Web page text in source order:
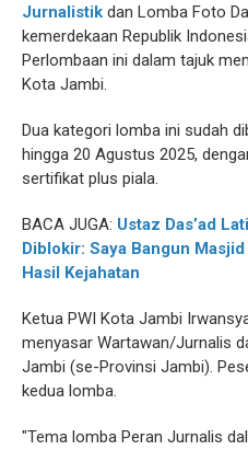
Jurnalistik dan Lomba Foto
kemerdekaan Republik
Perlombaan ini dalam tajuk
Kota Jambi.
Dua kategori lomba ini sudah
hingga 20 Agustus 2025,
sertifikat plus piala.
BACA JUGA: Ustaz Das’ad
Diblokir: Saya Bangun
Hasil Kejahatan
Ketua PWI Kota Jambi
menyasar Wartawan/Jurnalis
Jambi (se-Provinsi Jambi).
kedua lomba.
"Tema lomba Peran Jurnalis